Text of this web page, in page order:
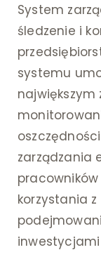
System
śledzenie i
systemu
największym
zarządzania
korzystania